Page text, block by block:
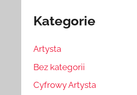
Kategorie
Artysta
Bez kategorii
Cyfrowy Artysta